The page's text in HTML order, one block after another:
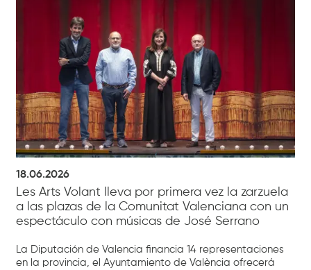
18.06.2026
Les Arts Volant lleva por primera vez la zarzuela
a las plazas de la Comunitat Valenciana con un
espectáculo con músicas de José Serrano
La Diputación de Valencia financia 14 representaciones
en la provincia, el Ayuntamiento de València ofrecerá